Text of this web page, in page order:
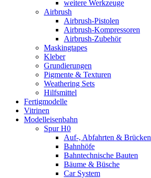
weitere Werkzeuge
Airbrush
Airbrush-Pistolen
Airbrush-Kompressoren
Airbrush-Zubehör
Maskingtapes
Kleber
Grundierungen
Pigmente & Texturen
Weathering Sets
Hilfsmittel
Fertigmodelle
Vitrinen
Modelleisenbahn
Spur H0
Auf-, Abfahrten & Brücken
Bahnhöfe
Bahntechnische Bauten
Bäume & Büsche
Car System